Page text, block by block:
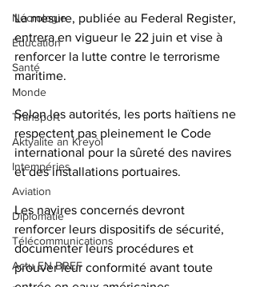
Nécrologie
Éducation
Santé
Monde
Transport
Aktyalite an Kreyòl
Intempéries
Aviation
Diplomatie
Télécommunications
Actu EN BREF
La mesure, publiée au Federal Register,
entrera en vigueur le 22 juin et vise à
renforcer la lutte contre le terrorisme
maritime.
Selon les autorités, les ports haïtiens ne
respectent pas pleinement le Code
international pour la sûreté des navires
et des installations portuaires.
Les navires concernés devront
renforcer leurs dispositifs de sécurité,
documenter leurs procédures et
prouver leur conformité avant toute